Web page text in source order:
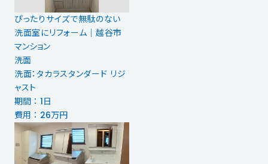
ぴったりサイズで無駄のない
洗面室にリフォーム｜越谷市
マンション
洗面
洗面：タカラスタンダード リジ
ャスト
期間 ： 1日
費用 ： 26万円